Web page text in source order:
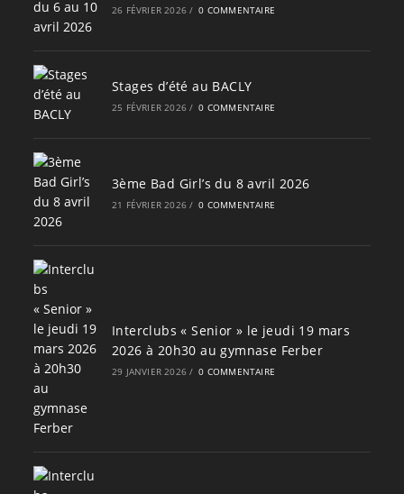
26 FÉVRIER 2026 / 0 COMMENTAIRE
Stages d’été au BACLY
25 FÉVRIER 2026 / 0 COMMENTAIRE
3ème Bad Girl’s du 8 avril 2026
21 FÉVRIER 2026 / 0 COMMENTAIRE
Interclubs « Senior » le jeudi 19 mars
2026 à 20h30 au gymnase Ferber
29 JANVIER 2026 / 0 COMMENTAIRE